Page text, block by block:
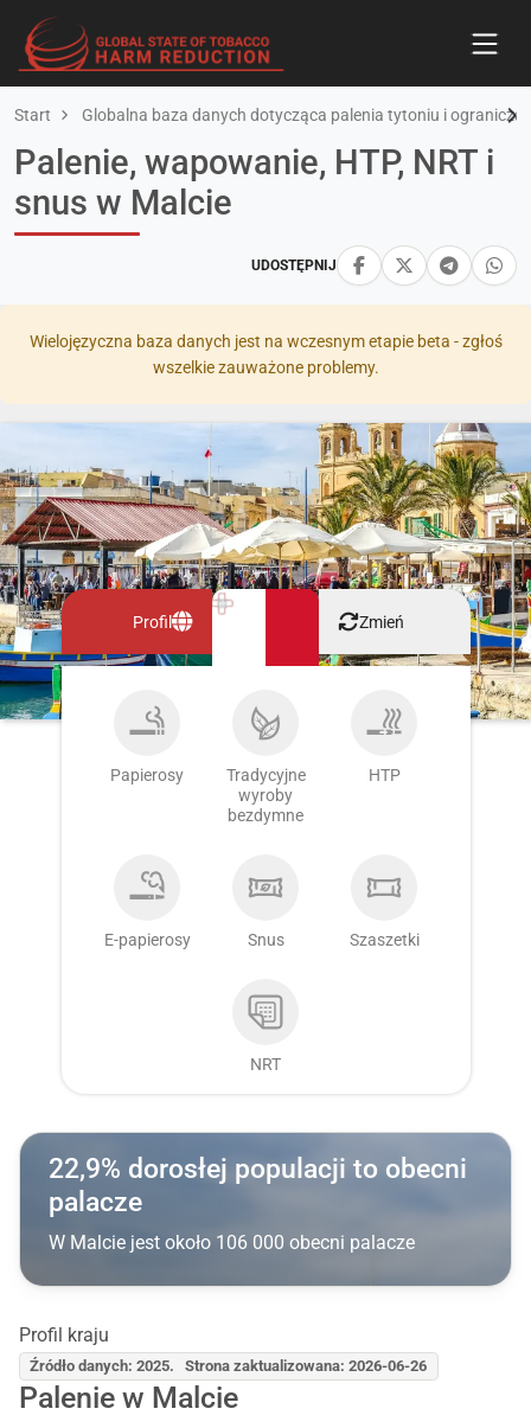
Start Globalna baza danych dotycząca palenia tytoniu i
UDOSTĘPNIJ
Palenie, wapowanie, HTP, NRT i
snus w Malcie
Wielojęzyczna baza danych jest na wczesnym etapie beta - zgłoś
wszelkie zauważone problemy.
Profil Zmień
Papierosy
Tradycyjne
wyroby
bezdymne
HTP
E-papierosy Snus Szaszetki
NRT
22,9% dorosłej populacji to obecni
palacze
W Malcie jest około 106 000 obecni palacze
Profil kraju
Źródło danych: 2025. Strona zaktualizowana: 2026-06-26
Palenie w Malcie